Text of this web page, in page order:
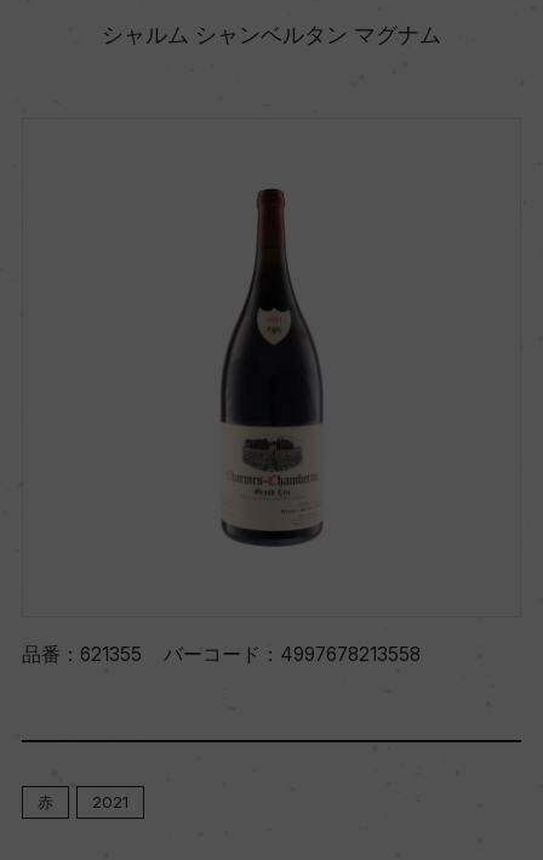
シャルム シャンベルタン マグナム
品番： 621355 バーコード： 4997678213558
赤 2021